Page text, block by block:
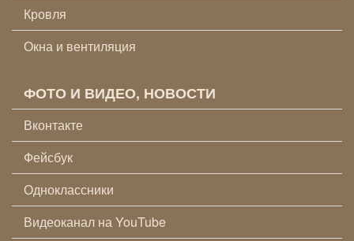
Кровля
Окна и вентиляция
ФОТО И ВИДЕО, НОВОСТИ
Вконтакте
Фейсбук
Одноклассники
Видеоканал на YouTube